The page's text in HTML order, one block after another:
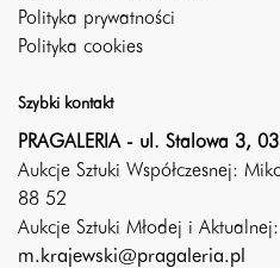
Polityka prywatności
Polityka cookies
Szybki kontakt
PRAGALERIA - ul. Stalowa 3,
Aukcje Sztuki Współczesnej:
88 52
Aukcje Sztuki Młodej i Aktualnej:
m.krajewski@pragaleria.pl